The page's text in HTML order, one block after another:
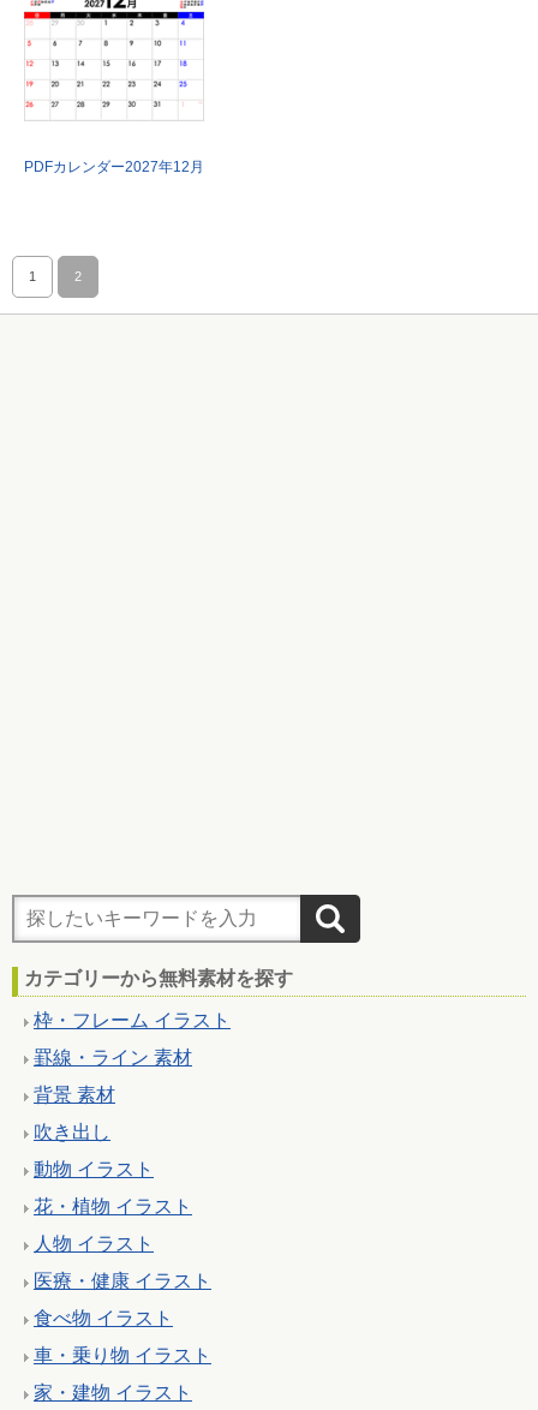
PDFカレンダー2027年12月
1 2
カテゴリーから無料素材を探す
枠・フレーム イラスト
罫線・ライン 素材
背景 素材
吹き出し
動物 イラスト
花・植物 イラスト
人物 イラスト
医療・健康 イラスト
食べ物 イラスト
車・乗り物 イラスト
家・建物 イラスト